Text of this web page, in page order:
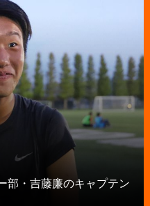
部・吉藤廉のキャプテン